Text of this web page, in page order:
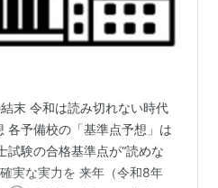
末 令和は読み切れない時代
各予備校の「基準点予想」は
試験の合格基準点が“読めな
実な実力を 来年（令和8年